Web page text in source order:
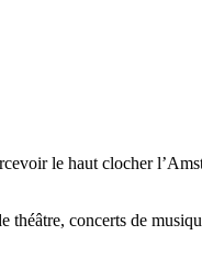
le haut clocher
concerts de